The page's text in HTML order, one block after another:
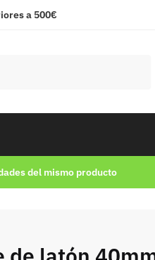
a 500€
del mismo producto